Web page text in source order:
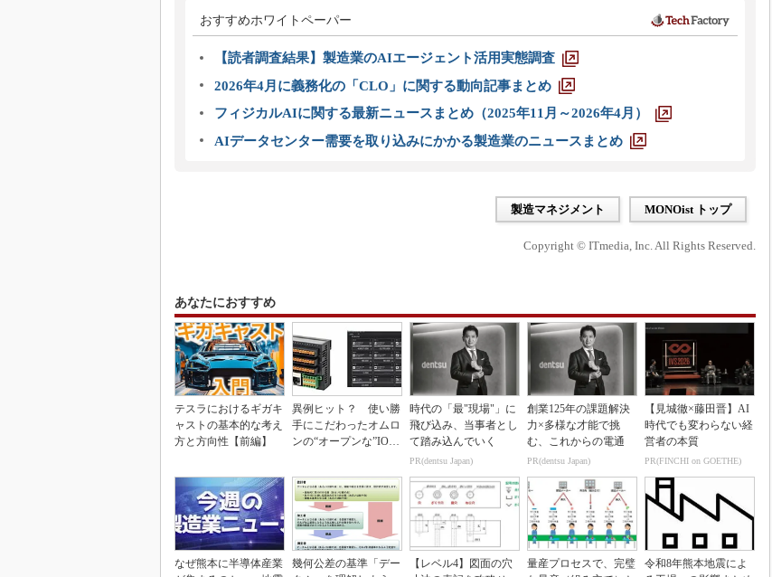
おすすめホワイトペーパー
【読者調査結果】製造業のAIエージェント活用実態調査
2026年4月に義務化の「CLO」に関する動向記事まとめ
フィジカルAIに関する最新ニュースまとめ（2025年11月～2026年4月）
AIデータセンター需要を取り込みにかかる製造業のニュースまとめ
製造マネジメント MONOist トップ
Copyright © ITmedia, Inc. All Rights Reserved.
あなたにおすすめ
テスラにおけるギガキ
ャストの基本的な考え
方と方向性【前編】
異例ヒット？ 使い勝
手にこだわったオムロ
ンの“オープンな”IO-L
時代の「最"現場"」に
飛び込み、当事者とし
て踏み込んでいく
PR(dentsu Japan)
創業125年の課題解決
力×多様な才能で挑
む、これからの電通
PR(dentsu Japan)
【見城徹×藤田晋】AI
時代でも変わらない経
営者の本質
PR(FINCHI on GOETHE)
なぜ熊本に半導体産業
幾何公差の基準「デー
【レベル4】図面の穴
量産プロセスで、完璧
令和8年熊本地震によ